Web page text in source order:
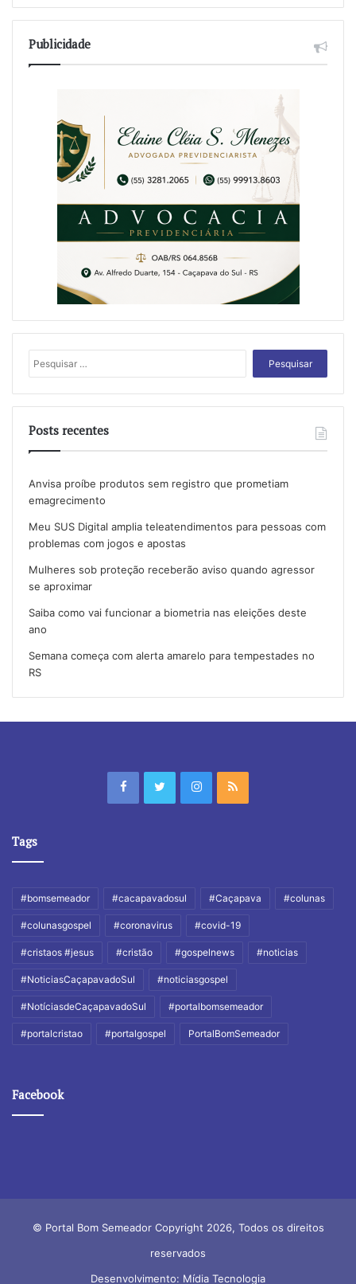
Publicidade
por:
Posts recentes
Anvisa proíbe produtos sem registro que prometiam
emagrecimento
Meu SUS Digital amplia teleatendimentos para pessoas com
problemas com jogos e apostas
Mulheres sob proteção receberão aviso quando agressor
se aproximar
Saiba como vai funcionar a biometria nas eleições deste
ano
Semana começa com alerta amarelo para tempestades no
RS
Tags
#bomsemeador #cacapavadosul #Caçapava #colunas
#colunasgospel #coronavirus #covid-19
#cristaos #jesus #cristão #gospelnews #noticias
#NoticiasCaçapavadoSul #noticiasgospel
#NotíciasdeCaçapavadoSul #portalbomsemeador
#portalcristao #portalgospel PortalBomSemeador
Facebook
© Portal Bom Semeador Copyright 2026, Todos os direitos
reservados
Desenvolvimento: Mídia Tecnologia